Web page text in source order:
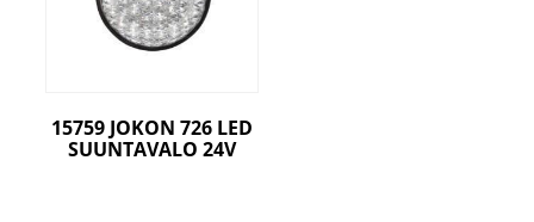
15759 JOKON 726 LED
SUUNTAVALO 24V